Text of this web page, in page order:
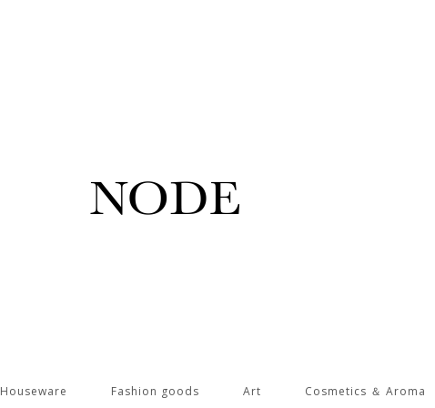
Houseware Fashion goods Art Cosmetics ＆ Aroma